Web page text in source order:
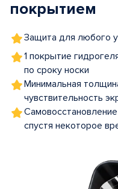
покрытием
Защита для любого
1 покрытие
по сроку носки
Минимальная
чувствительность
спустя некоторое